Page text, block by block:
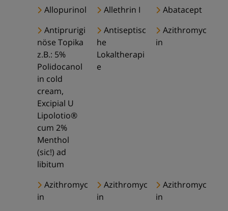
Allopurinol Allethrin I
Abatacept
Antiprurigi
nöse Topika
z.B.: 5%
Polidocanol
in cold
cream,
Excipial U
Lipolotio®
cum 2%
Menthol
(sic!) ad
libitum
Antiseptisc
he
Lokaltherapi
e
Azithromyc
in
Azithromyc
in
Azithromyc
in
Azithromyc
in